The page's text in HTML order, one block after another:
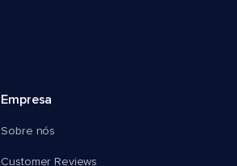
Empresa
Sobre nós
Customer Reviews